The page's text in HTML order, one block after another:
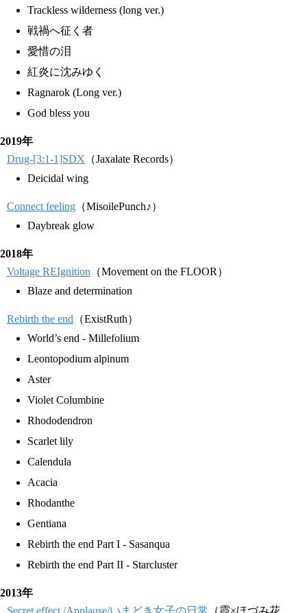
Trackless wilderness (long ver.)
戦禍へ征く者
愛惜の泪
紅炎に沈みゆく
Ragnarok (Long ver.)
God bless you
2019年
Drug-[3:1-1]SDX （Jaxalate Records）
Deicidal wing
Connect feeling （MisoilePunch♪）
Daybreak glow
2018年
Voltage REIgnition （Movement on the FLOOR）
Blaze and determination
Rebirth the end （ExistRuth）
World’s end - Millefolium
Leontopodium alpinum
Aster
Violet Columbine
Rhododendron
Scarlet lily
Calendula
Acacia
Rhodanthe
Gentiana
Rebirth the end Part I - Sasanqua
Rebirth the end Part II - Starcluster
2013年
Secret effect,/Applause/いまどき女子の日常
（霞×ほづみ花